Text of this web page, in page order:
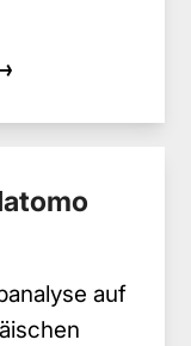
auf